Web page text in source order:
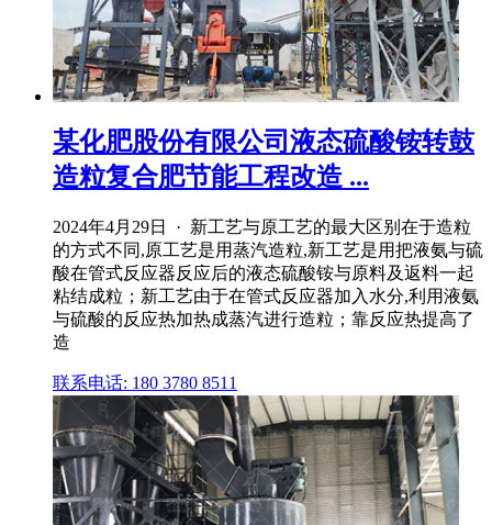
某化肥股份有限公司液态硫酸铵转鼓
造粒复合肥节能工程改造 ...
2024年4月29日 · 新工艺与原工艺的最大区别在于造粒
的方式不同,原工艺是用蒸汽造粒,新工艺是用把液氨与硫
酸在管式反应器反应后的液态硫酸铵与原料及返料一起
粘结成粒；新工艺由于在管式反应器加入水分,利用液氨
与硫酸的反应热加热成蒸汽进行造粒；靠反应热提高了
造
联系电话: 180 3780 8511